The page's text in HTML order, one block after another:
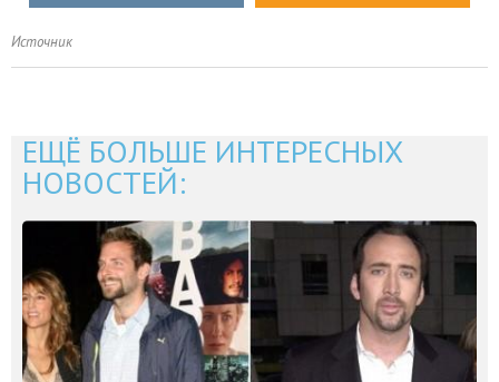
Источник
ЕЩЁ БОЛЬШЕ ИНТЕРЕСНЫХ
НОВОСТЕЙ: